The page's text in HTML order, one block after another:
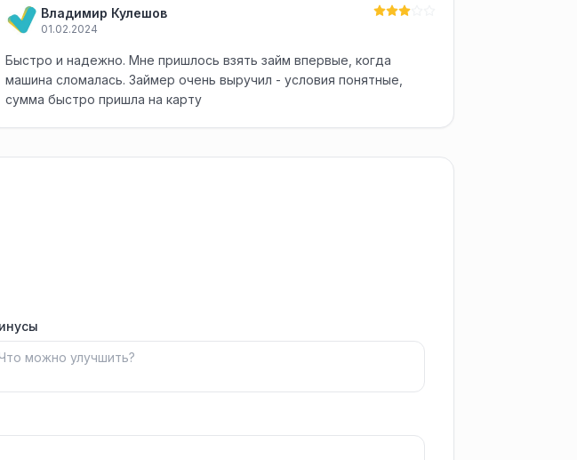
Владимир Кулешов
01.02.2024
Быстро и надежно. Мне пришлось взять займ впервые, когда
машина сломалась. Займер очень выручил - условия понятные,
сумма быстро пришла на карту